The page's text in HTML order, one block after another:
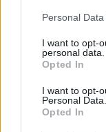
Please note that
not limited to your
grant or deny
use your data for
consent section.
Personal
I want to opt-
personal data.
Opted In
I want to opt-
Personal Data.
Opted In
Népszerű